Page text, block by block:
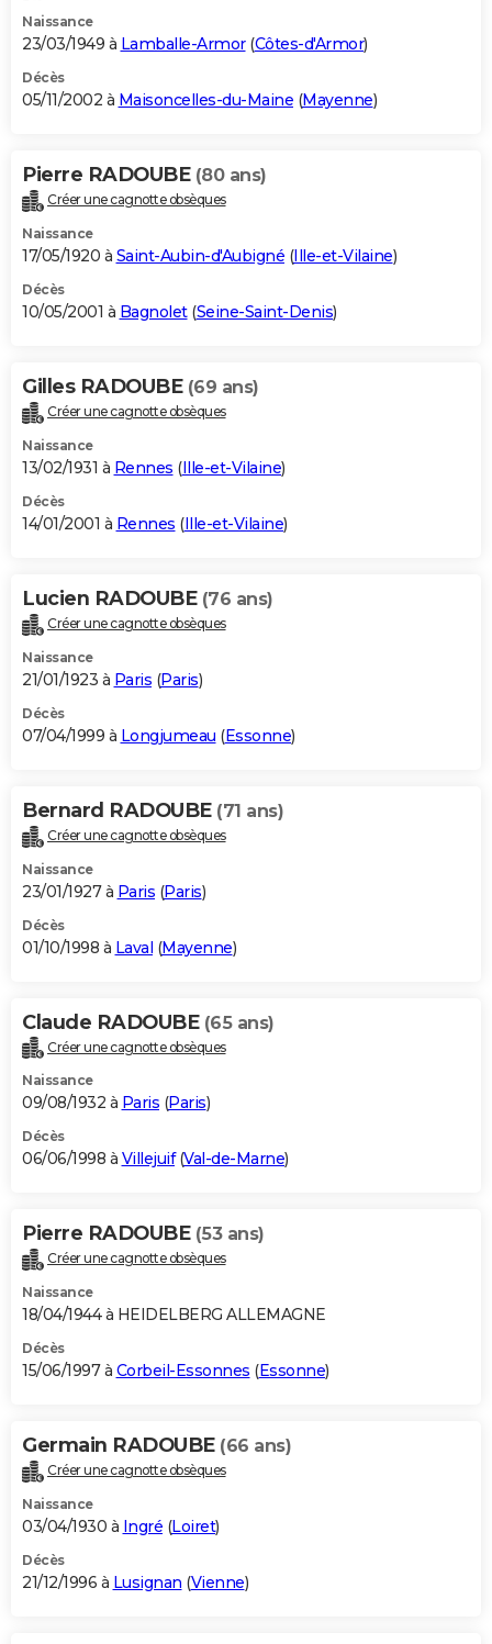
Naissance
23/03/1949 à Lamballe-Armor(Côtes-d'Armor)
Décès
05/11/2002 à Maisoncelles-du-Maine (Mayenne)
Pierre RADOUBE (80 ans)
Créer une cagnotte obsèques
Naissance
17/05/1920 à Saint-Aubin-d'Aubigné (Ille-et-Vilaine)
Décès
10/05/2001 à Bagnolet(Seine-Saint-Denis)
Gilles RADOUBE (69 ans)
Créer une cagnotte obsèques
Naissance
13/02/1931 à Rennes (Ille-et-Vilaine)
Décès
14/01/2001 à Rennes (Ille-et-Vilaine)
Lucien RADOUBE (76 ans)
Créer une cagnotte obsèques
Naissance
21/01/1923 à Paris (Paris)
Décès
07/04/1999 à Longjumeau (Essonne)
Bernard RADOUBE (71 ans)
Créer une cagnotte obsèques
Naissance
23/01/1927 à Paris (Paris)
Décès
01/10/1998 à Laval (Mayenne)
Claude RADOUBE (65 ans)
Créer une cagnotte obsèques
Naissance
09/08/1932 à Paris (Paris)
Décès
06/06/1998 à Villejuif(Val-de-Marne)
Pierre RADOUBE (53 ans)
Créer une cagnotte obsèques
Naissance
18/04/1944 à HEIDELBERG ALLEMAGNE
Décès
15/06/1997 à Corbeil-Essonnes (Essonne)
Germain RADOUBE (66 ans)
Créer une cagnotte obsèques
Naissance
03/04/1930 à Ingré (Loiret)
Décès
21/12/1996 à Lusignan (Vienne)